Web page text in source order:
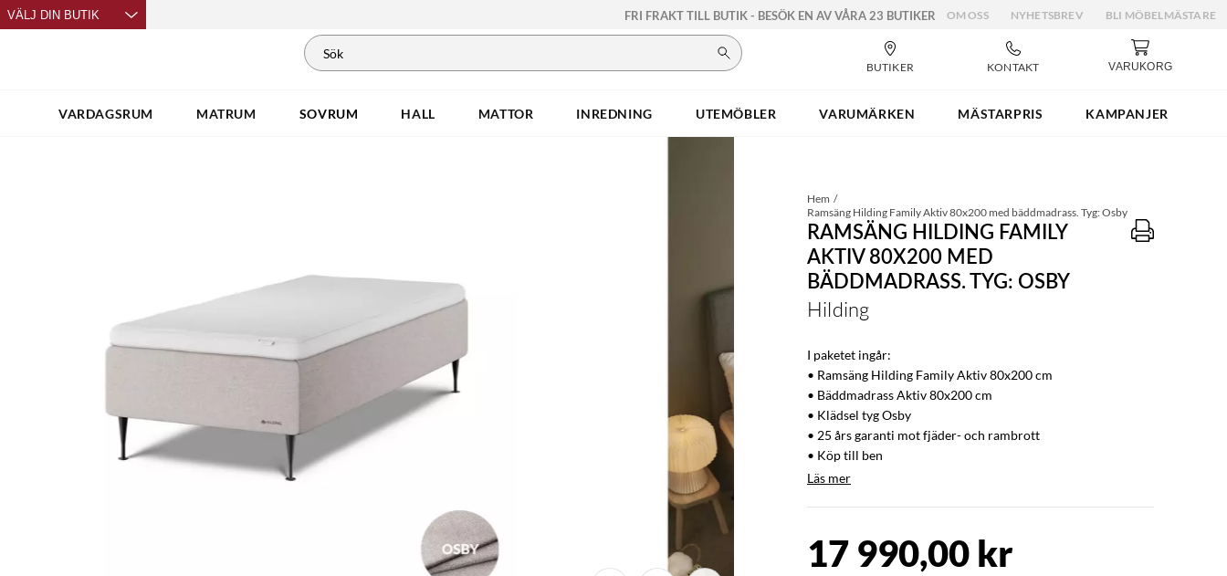
VÄLJ DIN BUTIK FRI FRAKT TILL BUTIK - BESÖK EN AV VÅRA 23 BUTIKER OM OSS NYHETSBREV BLI MÖBELMÄSTARE
BUTIKER KONTAKT VARUKORG
VARDAGSRUM MATRUM SOVRUM HALL MATTOR INREDNING UTEMÖBLER VARUMÄRKEN MÄSTARPRIS KAMPANJER
Hem
Ramsäng Hilding Family Aktiv 80x200 med bäddmadrass. Tyg: Osby
RAMSÄNG HILDING FAMILY
AKTIV 80X200 MED
BÄDDMADRASS. TYG: OSBY
Hilding
I paketet ingår:
• Ramsäng Hilding Family Aktiv 80x200 cm
• Bäddmadrass Aktiv 80x200 cm
• Klädsel tyg Osby
• 25 års garanti mot fjäder- och rambrott
• Köp till ben
Läs mer
17 990,00 kr